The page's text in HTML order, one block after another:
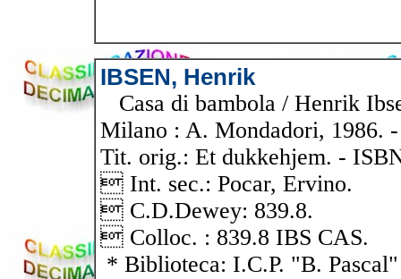
IBSEN, Henrik
Casa di bambola / Henrik
Milano : A. Mondadori, 1986.
Tit. orig.: Et dukkehjem. -
 Int. sec.: Pocar, Ervino.
 C.D.Dewey: 839.8.
 Colloc. : 839.8 IBS CAS.
* Biblioteca: I.C.P. "B. Pascal"